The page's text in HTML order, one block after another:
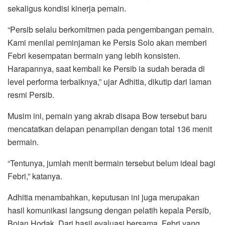
sekaligus kondisi kinerja pemain.
“Persib selalu berkomitmen pada pengembangan pemain.
Kami menilai peminjaman ke Persis Solo akan memberi
Febri kesempatan bermain yang lebih konsisten.
Harapannya, saat kembali ke Persib ia sudah berada di
level performa terbaiknya,” ujar Adhitia, dikutip dari laman
resmi Persib.
Musim ini, pemain yang akrab disapa Bow tersebut baru
mencatatkan delapan penampilan dengan total 136 menit
bermain.
“Tentunya, jumlah menit bermain tersebut belum ideal bagi
Febri,” katanya.
Adhitia menambahkan, keputusan ini juga merupakan
hasil komunikasi langsung dengan pelatih kepala Persib,